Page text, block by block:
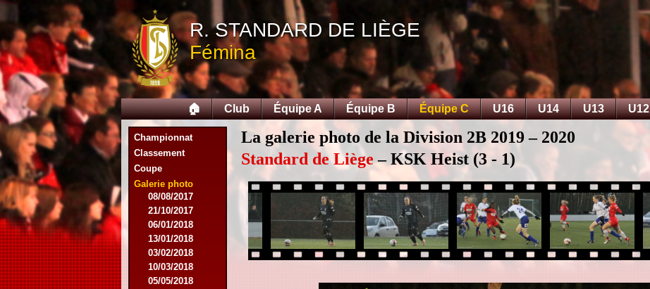
R. STANDARD DE LIÈGE
Fémina
🏠 Club Équipe A Équipe B Équipe C U16 U14 U13 U12
Championnat
Classement
Coupe
Galerie photo
07/11/2015
21/11/2015
12/12/2015
27/02/2016
12/03/2016
07/08/2016
27/08/2016
03/09/2016
17/09/2016
10/01/2017
18/02/2017
25/02/2017
29/04/2017
08/08/2017
21/10/2017
06/01/2018
13/01/2018
03/02/2018
10/03/2018
05/05/2018
La galerie photo de la Division 2B 2019 – 2020
Standard de Liège– KSK Heist (3 - 1)